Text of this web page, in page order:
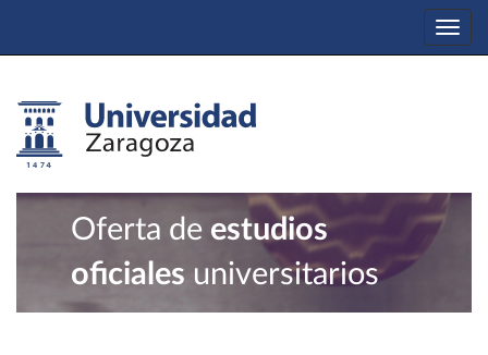
Oferta de estudios
oficiales universitarios